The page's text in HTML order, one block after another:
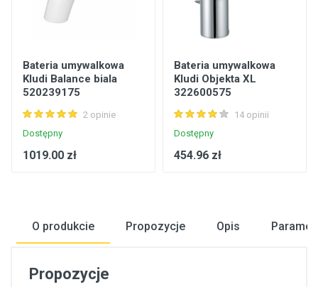
Bateria umywalkowa
Kludi Balance biala
520239175
2 opinie
Dostępny
1019.00 zł
Bateria umywalkowa
Kludi Objekta XL
322600575
14 opinii
Dostępny
454.96 zł
O produkcie Propozycje Opis
Propozycje